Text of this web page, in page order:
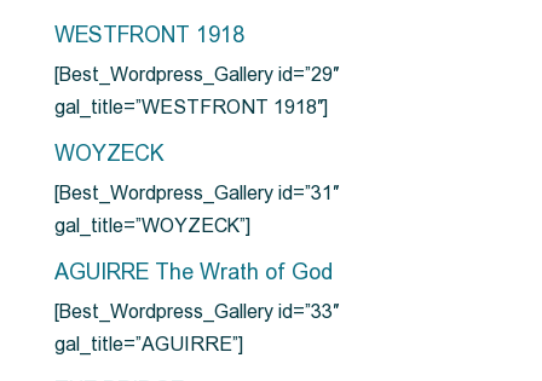
WESTFRONT 1918
[Best_Wordpress_Gallery id=”29″
gal_title=”WESTFRONT 1918″]
WOYZECK
[Best_Wordpress_Gallery id=”31″
gal_title=”WOYZECK”]
AGUIRRE The Wrath of God
[Best_Wordpress_Gallery id=”33″
gal_title=”AGUIRRE”]